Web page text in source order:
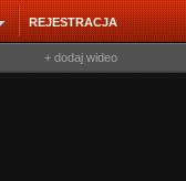
REJESTRACJA
+ dodaj wideo